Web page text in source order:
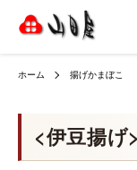
ホーム 揚げかまぼこ
<伊豆揚げ